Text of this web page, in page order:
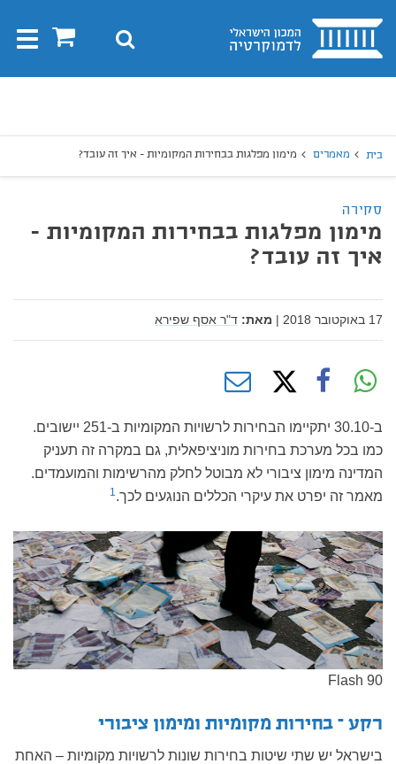
בית 0 חיפוש
בית מאמרים מימון מפלגות בבחירות המקומיות - איך זה עובד?
סקירה
מימון מפלגות בבחירות המקומיות -
איך זה עובד?
17 באוקטובר 2018 | מאת: ד"ר אסף שפירא
ב-30.10 יתקיימו הבחירות לרשויות המקומיות ב-251 יישובים.
כמו בכל מערכת בחירות מוניציפאלית, גם במקרה זה תעניק
המדינה מימון ציבורי לא מבוטל לחלק מהרשימות והמועמדים.
מאמר זה יפרט את עיקרי הכללים הנוגעים לכך.1
Flash 90
רקע – בחירות מקומיות ומימון ציבורי
בישראל יש שתי שיטות בחירות שונות לרשויות מקומיות – האחת